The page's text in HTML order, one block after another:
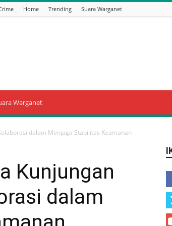
Home Trending Suara Warganet
Warganet
dalam Menjaga Stabilitas Keamanan
Kunjungan
dalam